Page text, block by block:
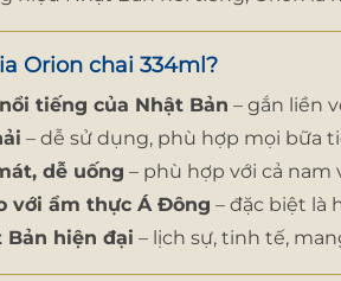
Orion chai 334ml?
tiếng của Nhật Bản – gắn liền
– dễ sử dụng, phù hợp mọi bữa
dễ uống – phù hợp với cả nam
với ẩm thực Á Đông – đặc biệt là
Bản hiện đại – lịch sự, tinh tế,